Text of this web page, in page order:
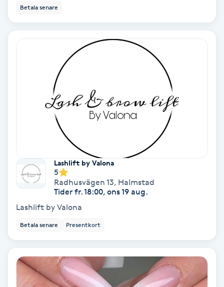
IPL
IPL hårborttagning
Japansk massage
K18
Katun fransar
Kemisk peeling
Keratinbehandling
Kinesiologi
Betala senare
Lashlift by Valona
5
Radhusvägen 13, Halmstad
Tider fr. 18:00, ons 19 aug.
Lashlift by Valona
Betala senare Presentkort